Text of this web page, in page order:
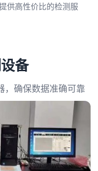
供高性价比的检测服
备
，确保数据准确可靠